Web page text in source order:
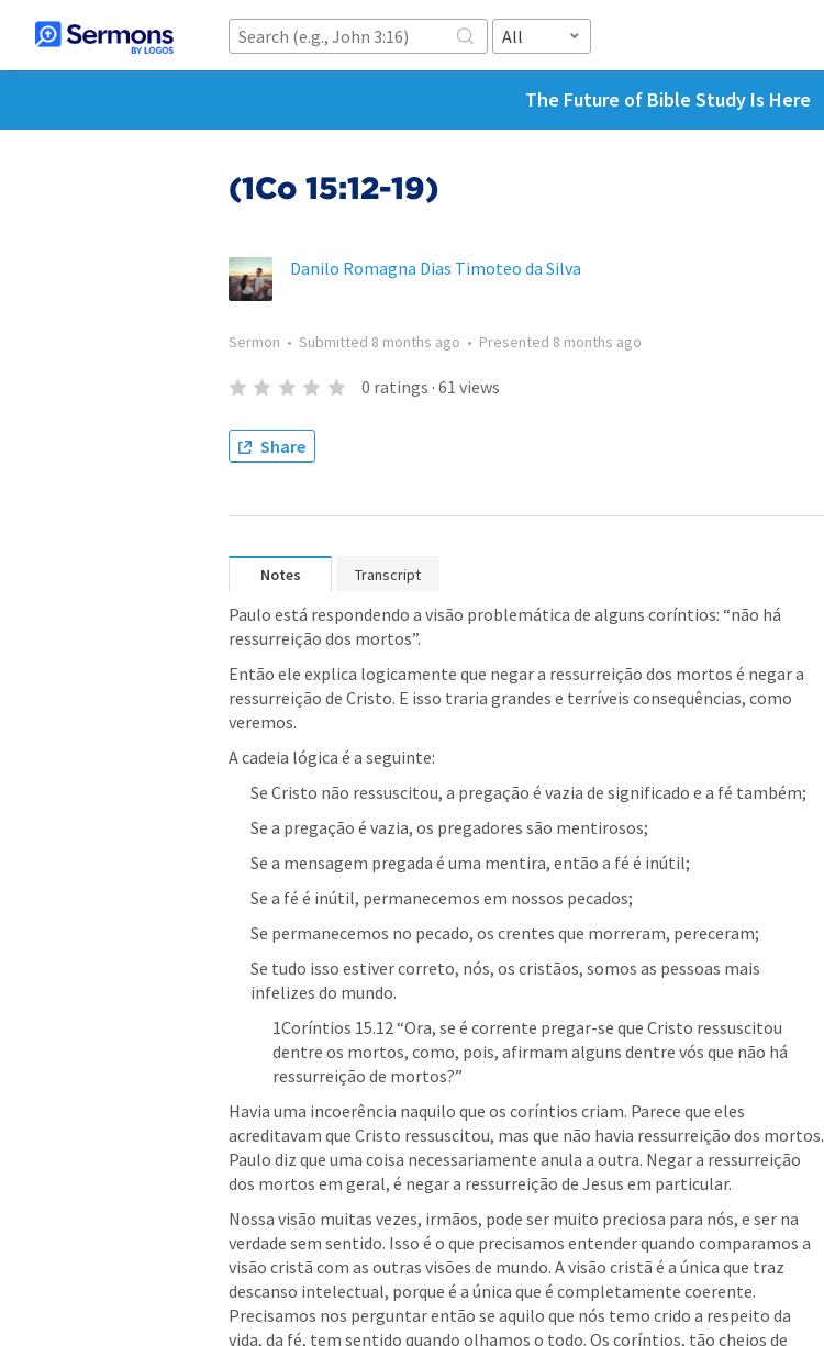
All
The Future of Bible Study Is Here
(1Co 15:12-19)
Danilo Romagna Dias Timoteo da Silva
Sermon • Submitted 8 months ago • Presented 8 months ago
0 ratings · 61 views
Share
Notes Transcript
Paulo está respondendo a visão problemática de alguns coríntios: “não há
ressurreição dos mortos”.
Então ele explica logicamente que negar a ressurreição dos mortos é negar a
ressurreição de Cristo. E isso traria grandes e terríveis consequências, como
veremos.
A cadeia lógica é a seguinte:
Se Cristo não ressuscitou, a pregação é vazia de significado e a fé também;
Se a pregação é vazia, os pregadores são mentirosos;
Se a mensagem pregada é uma mentira, então a fé é inútil;
Se a fé é inútil, permanecemos em nossos pecados;
Se permanecemos no pecado, os crentes que morreram, pereceram;
Se tudo isso estiver correto, nós, os cristãos, somos as pessoas mais
infelizes do mundo.
1Coríntios 15.12 “Ora, se é corrente pregar-se que Cristo ressuscitou
dentre os mortos, como, pois, afirmam alguns dentre vós que não há
ressurreição de mortos?”
Havia uma incoerência naquilo que os coríntios criam. Parece que eles
acreditavam que Cristo ressuscitou, mas que não havia ressurreição dos mortos.
Paulo diz que uma coisa necessariamente anula a outra. Negar a ressurreição
dos mortos em geral, é negar a ressurreição de Jesus em particular.
Nossa visão muitas vezes, irmãos, pode ser muito preciosa para nós, e ser na
verdade sem sentido. Isso é o que precisamos entender quando comparamos a
visão cristã com as outras visões de mundo. A visão cristã é a única que traz
descanso intelectual, porque é a única que é completamente coerente.
Precisamos nos perguntar então se aquilo que nós temo crido a respeito da
vida, da fé, tem sentido quando olhamos o todo. Os coríntios, tão cheios de